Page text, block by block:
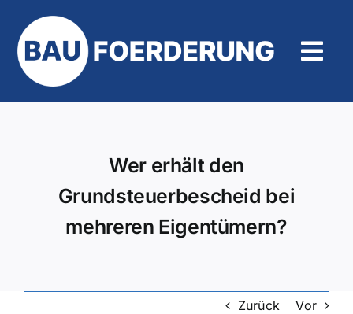
Inhalt
springen
Wer erhält den
Grundsteuerbescheid bei
mehreren Eigentümern?
Zurück Vor